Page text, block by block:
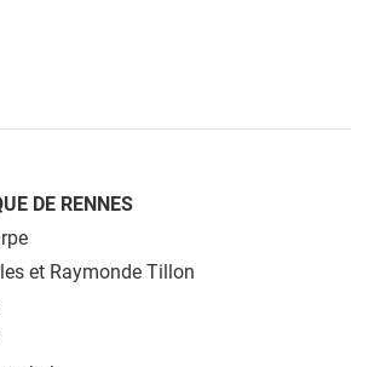
DE RENNES
et Raymonde Tillon